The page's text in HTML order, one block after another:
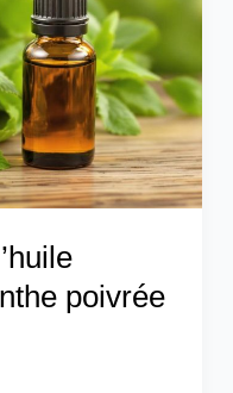
poivrée